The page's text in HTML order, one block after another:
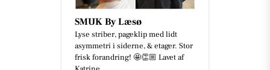
SMUK By Læsø
Lyse striber, pageklip med lidt
asymmetri i siderne, & etager. Stor
frisk forandring! 🤩👏🏼 Lavet af